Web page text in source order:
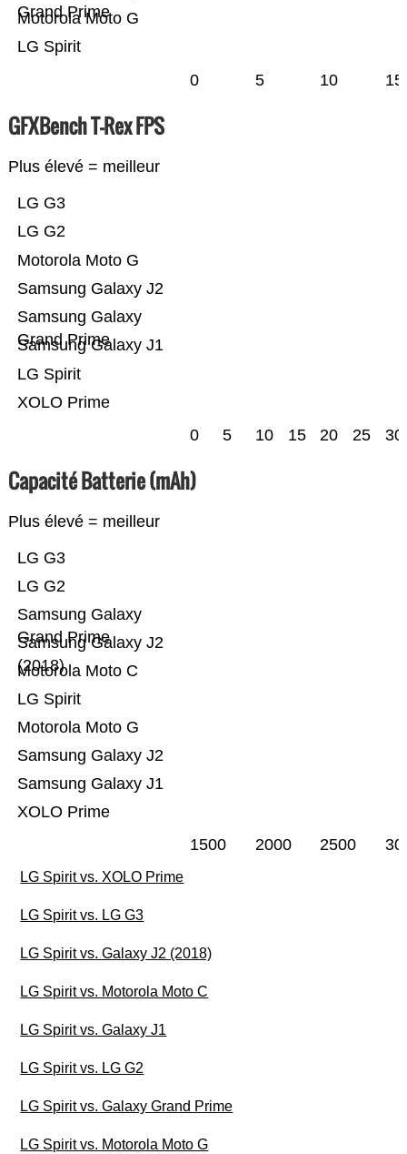
LG Spirit
Motorola Moto G
Grand Prime
0 5 10 15
GFXBench T-Rex FPS
Plus élevé = meilleur
XOLO Prime
LG Spirit
Samsung Galaxy J1
Samsung Galaxy
Grand Prime
Samsung Galaxy J2
Motorola Moto G
LG G2
LG G3
0 5 10 15 20 25 30
Capacité Batterie (mAh)
Plus élevé = meilleur
XOLO Prime
Samsung Galaxy J1
Samsung Galaxy J2
Motorola Moto G
LG Spirit
Motorola Moto C
Samsung Galaxy J2
(2018)
Samsung Galaxy
Grand Prime
LG G2
LG G3
1500 2000 2500
LG Spirit vs. XOLO Prime
LG Spirit vs. LG G3
LG Spirit vs. Galaxy J2 (2018)
LG Spirit vs. Motorola Moto C
LG Spirit vs. Galaxy J1
LG Spirit vs. LG G2
LG Spirit vs. Galaxy Grand Prime
LG Spirit vs. Motorola Moto G